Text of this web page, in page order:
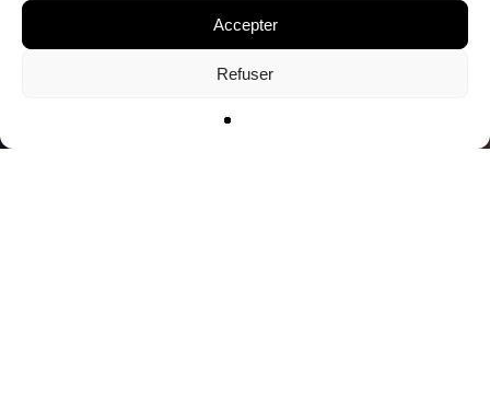
Accepter
Refuser